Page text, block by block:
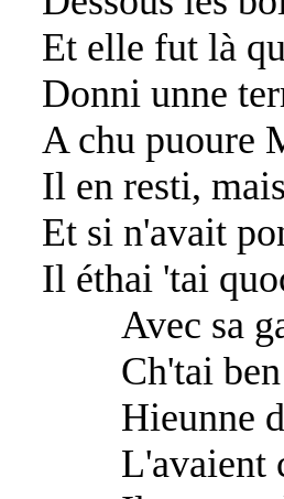
Et elle fut là
Donni unne
A chu puoure
Il en resti,
Et si n'avait
Il éthai 'tai
Avec sa
Ch'tai ben
Hieunne
L'avaient